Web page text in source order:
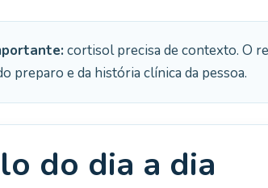
cortisol precisa de contexto. O
preparo e da história clínica da pessoa.
do dia a dia